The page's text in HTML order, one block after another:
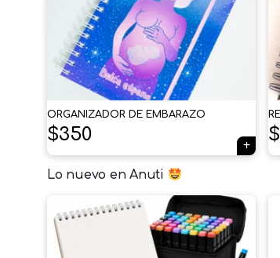
ORGANIZADOR DE EMBARAZO
$350 $
Lo nuevo en Anuti